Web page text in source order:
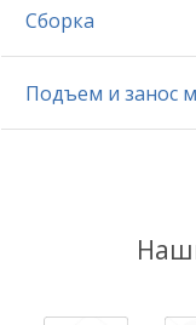
Сборка
Подъем и занос